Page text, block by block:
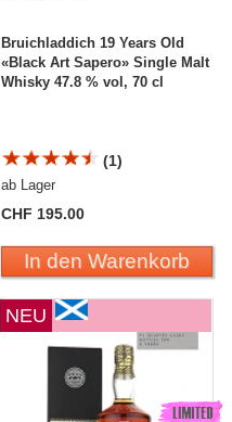
Bruichladdich 19 Years Old
«Black Art Sapero» Single Malt
Whisky 47.8 % vol, 70 cl
(1)
ab Lager
CHF 195.00
In den Warenkorb
NEU